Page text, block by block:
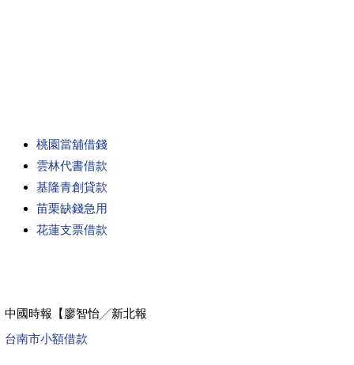
桃園當舖借錢
雲林代書借款
基隆青創貸款
苗栗缺錢急用
花蓮支票借款
中國時報【廖智怡╱新北報
台南市小額借款